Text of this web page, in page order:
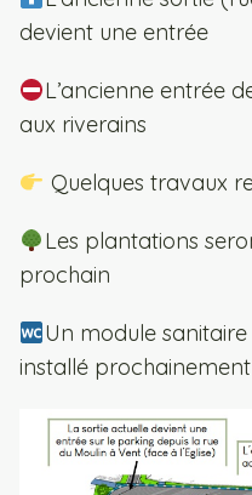
devient une entrée
L’ancienne entrée
aux riverains
Quelques travaux
Les plantations
prochain
Un module
installé prochainement